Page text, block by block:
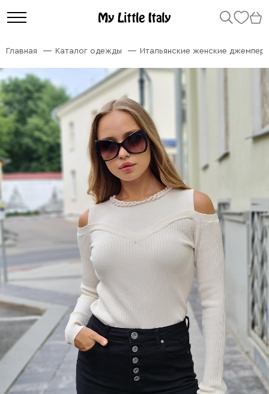
Главная Каталог одежды Итальянские женские